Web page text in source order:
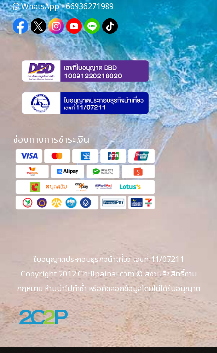
WhatsApp+66936271989
ช่องทางการชำระเงิน
ใบอนุญาตประกอบธุรกิจนำเที่ยว เลขที่ 11/07211
Copyright 2012 Chillpainai.com © สงวนลิขสิทธิ์ตาม
กฎหมาย ห้ามนำไปทำซ้ำ หรือคัดลอกข้อมูลโดยไม่ได้รับอนุญาต